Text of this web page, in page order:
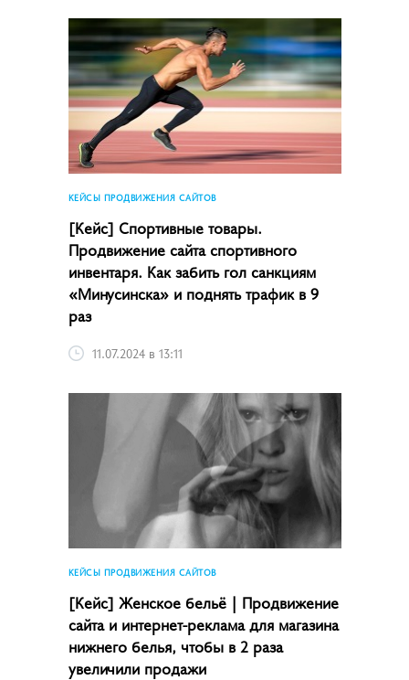
КЕЙСЫ ПРОДВИЖЕНИЯ САЙТОВ
[Кейс] Спортивные товары.
Продвижение сайта спортивного
инвентаря. Как забить гол санкциям
«Минусинска» и поднять трафик в 9
раз
11.07.2024 в 13:11
КЕЙСЫ ПРОДВИЖЕНИЯ САЙТОВ
[Кейс] Женское бельё | Продвижение
сайта и интернет-реклама для магазина
нижнего белья, чтобы в 2 раза
увеличили продажи